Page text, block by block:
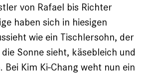
von Rafael bis ­Richter
haben sich in hiesigen
wie ein Tischlersohn, der
Sonne sieht, käsebleich und
Kim ­Ki-Chang weht nun ein